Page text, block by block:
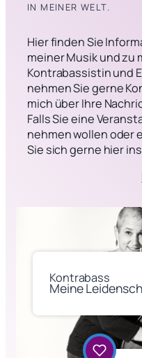
IN MEINER WELT.
Hier finden Sie
meiner Musik und zu
Kontrabassistin und
nehmen Sie gerne
mich über Ihre
Falls Sie eine
nehmen wollen oder
Sie sich gerne hier
Kontrabass
Meine